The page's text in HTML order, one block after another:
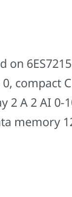
on
compact
2 A 2 AI 0-
memory